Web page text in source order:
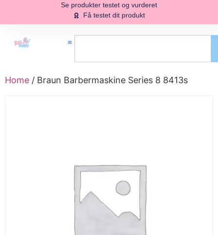
Se produkter testet og vurderet
Få testet dit produkt
Home / Braun Barbermaskine Series 8 8413s